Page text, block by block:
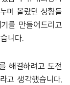
며 몰랐던 상황들
를 만들어드리고
니다.
해결하려고 도전
고 생각했습니다.